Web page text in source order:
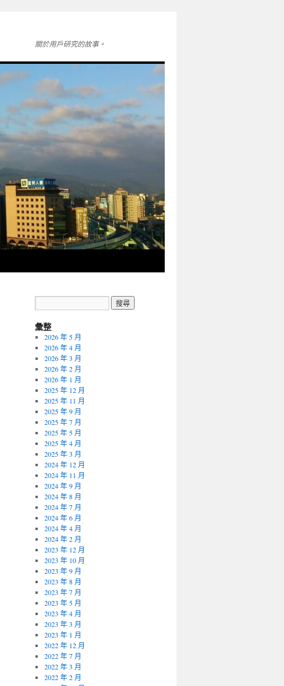
關於用戶研究的故事。
彙整
2026 年 5 月
2026 年 4 月
2026 年 3 月
2026 年 2 月
2026 年 1 月
2025 年 12 月
2025 年 11 月
2025 年 9 月
2025 年 7 月
2025 年 5 月
2025 年 4 月
2025 年 3 月
2024 年 12 月
2024 年 11 月
2024 年 9 月
2024 年 8 月
2024 年 7 月
2024 年 6 月
2024 年 4 月
2024 年 2 月
2023 年 12 月
2023 年 10 月
2023 年 9 月
2023 年 8 月
2023 年 7 月
2023 年 5 月
2023 年 4 月
2023 年 3 月
2023 年 1 月
2022 年 12 月
2022 年 7 月
2022 年 3 月
2022 年 2 月